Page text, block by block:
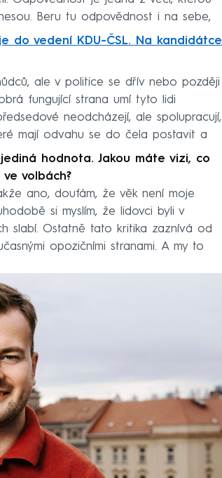
Beru tu odpovědnost i na sebe,
do vedení KDU-ČSL. Na kandidátce
ale v politice se dřív nebo později
fungující strana umí tyto lidi
neodcházejí, ale spolupracují,
mají odvahu se do čela postavit a
hodnota. Jakou máte vizi, co
volbách?
ano, doufám, že věk není moje
si myslím, že lidovci byli v
slabí. Ostatně tato kritika zaznívá od
opozičními stranami. A my to